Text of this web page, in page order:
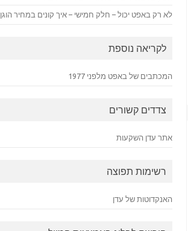
לא רק באפט יכול – חלק חמישי – איך קונים במחיר הוגן
לקריאה נוספת
המכתבים של באפט מלפני 1977
צדדים קשורים
אתר עדן השקעות
רשימות תפוצה
האנקדוטות של עדן